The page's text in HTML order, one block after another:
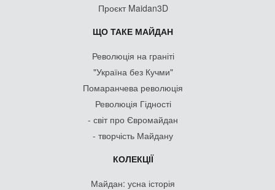
Проєкт Maidan3D
ЩО ТАКЕ МАЙДАН
Революція на граніті
"Україна без Кучми"
Помаранчева революція
Революція Гідності
- світ про Євромайдан
- творчість Майдану
КОЛЕКЦІЇ
Майдан: усна історія